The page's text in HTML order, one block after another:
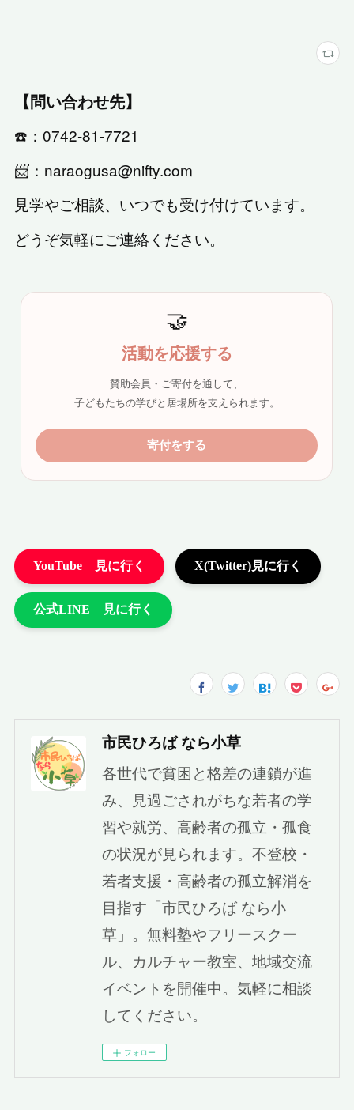
【問い合わせ先】
☎️：0742-81-7721
📨：naraogusa@nifty.com
見学やご相談、いつでも受け付けています。
どうぞ気軽にご連絡ください。
市民ひろば なら小草
各世代で貧困と格差の連鎖が進
み、見過ごされがちな若者の学
習や就労、高齢者の孤立・孤食
の状況が見られます。不登校・
若者支援・高齢者の孤立解消を
目指す「市民ひろば なら小
草」。無料塾やフリースクー
ル、カルチャー教室、地域交流
イベントを開催中。気軽に相談
してください。
フォロー